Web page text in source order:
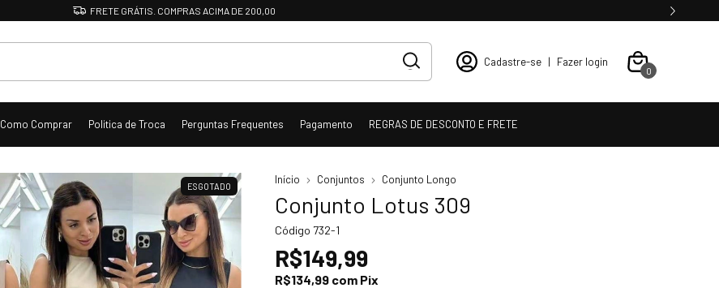
DESCONTO DE 10% NO PIX
Cadastre-se | Fazer login
0
Como Comprar Politica de Troca Perguntas Frequentes Pagamento REGRAS DE DESCONTO E FRETE
ESGOTADO
Início Conjuntos Conjunto Longo
Conjunto Lotus 309
Código 732-1
R$149,99
R$134,99 com Pix